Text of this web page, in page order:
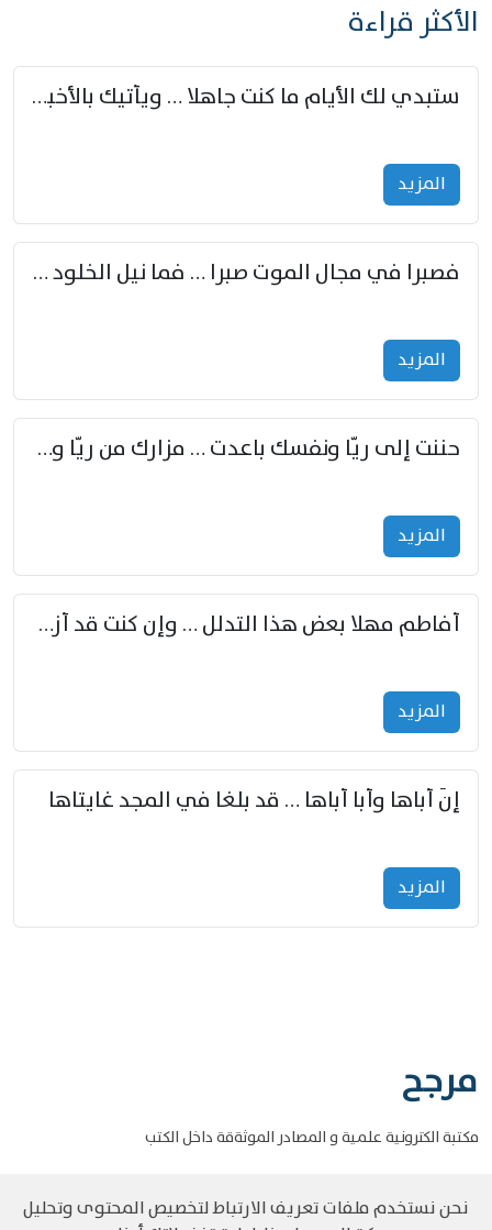
الأكثر قراءة
ستبدي لك الأيام ما كنت جاهلا … ويأتيك بالأخبار من لم تزوّد
المزید
فصبرا في مجال الموت صبرا … فما نيل الخلود بمستطاع
المزید
حننت إلى ريّا ونفسك باعدت … مزارك من ريّا وشعباكما معا
المزید
أفاطم مهلا بعض هذا التدلل … وإن كنت قد أزمعت صرمي فأجملي
المزید
إنّ أباها وأبا أباها … قد بلغا في المجد غايتاها
المزید
مرجح
مكتبة الكترونية علمية و المصادر الموثةقة داخل الكتب
نحن نستخدم ملفات تعريف الارتباط لتخصيص المحتوى وتحليل